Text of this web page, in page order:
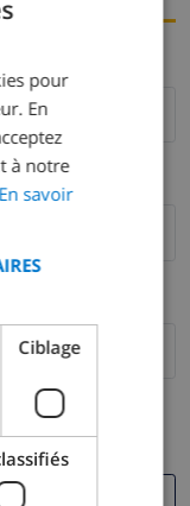
correctly.
DUTCH
SPANISH
GERMAN
DANISH
pour
En
à notre
En savoir
Ciblage